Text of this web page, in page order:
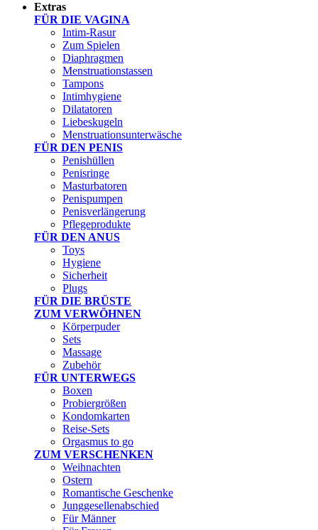
Extras
FÜR DIE VAGINA
Intim-Rasur
Zum Spielen
Diaphragmen
Menstruationstassen
Tampons
Intimhygiene
Dilatatoren
Liebeskugeln
Menstruationsunterwäsche
FÜR DEN PENIS
Penishüllen
Penisringe
Masturbatoren
Penispumpen
Penisverlängerung
Pflegeprodukte
FÜR DEN ANUS
Toys
Hygiene
Sicherheit
Plugs
FÜR DIE BRÜSTE
ZUM VERWÖHNEN
Körperpuder
Sets
Massage
Zubehör
FÜR UNTERWEGS
Boxen
Probiergrößen
Kondomkarten
Reise-Sets
Orgasmus to go
ZUM VERSCHENKEN
Weihnachten
Ostern
Romantische Geschenke
Junggesellenabschied
Für Männer